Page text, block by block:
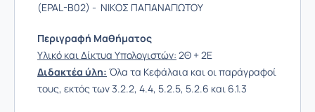
(EPAL-B02) - ΝΙΚΟΣ ΠΑΠΑΝΑΓΙΩΤΟΥ
Περιγραφή Μαθήματος
Υλικό και Δίκτυα Υπολογιστών: 2Θ + 2Ε
Διδακτέα ύλη: Όλα τα Κεφάλαια και οι παράγραφοί
τους, εκτός των 3.2.2, 4.4, 5.2.5, 5.2.6 και 6.1.3